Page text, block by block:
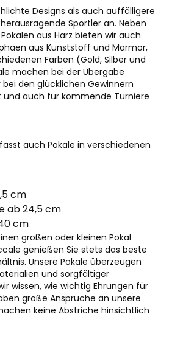
Designs als auch auffälligere
Sportler an. Neben
aus Harz bieten wir auch
aus Kunststoff und Marmor,
Farben (Gold, Silber und
machen bei der Übergabe
den glücklichen Gewinnern
auch für kommende Turniere
auch Pokale in verschiedenen
cm
ab 24,5 cm
cm
großen oder kleinen Pokal
genießen Sie stets das beste
Unsere Pokale überzeugen
und sorgfältiger
wissen, wie wichtig Ehrungen für
große Ansprüche an unsere
keine Abstriche hinsichtlich